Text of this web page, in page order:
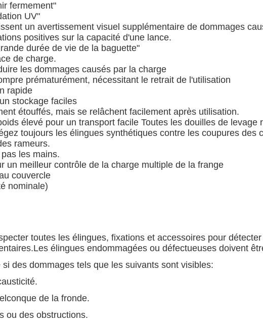
fermement"
UV"
un avertissement visuel supplémentaire de dommages
positives sur la capacité d'une lance.
durée de vie de la baguette"
de charge.
les dommages causés par la charge
prématurément, nécessitant le retrait de l'utilisation
rapide
stockage faciles
étouffés, mais se relâchent facilement après utilisation.
élevé pour un transport facile Toutes les douilles de
toujours les élingues synthétiques contre les coupures des
rameurs.
les mains.
un meilleur contrôle de la charge multiple de la frange
couvercle
nominale)
toutes les élingues, fixations et accessoires pour
élingues endommagées ou défectueuses doivent
des dommages tels que les suivants sont visibles:
de la fronde.
ou des obstructions.